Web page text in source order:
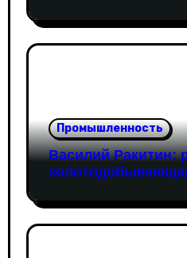
рынок
Промышленность
Василий Ракитин:
благодаря
технологической